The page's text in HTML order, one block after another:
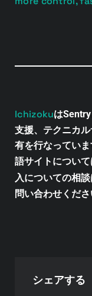
Ichizokuは
支援、テクニカ
有を行なってい
語サイトについて
入についての相談
問い合わせくださ
シェアする